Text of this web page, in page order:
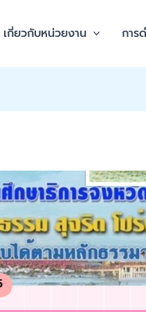
เกี่ยวกับหน่วยงาน การ